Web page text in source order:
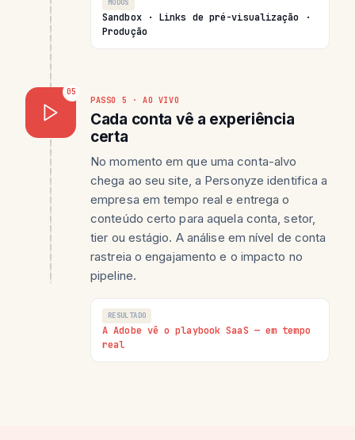
MODOS
Sandbox · Links de pré-visualização ·
Produção
05
PASSO 5 · AO VIVO
Cada conta vê a experiência
certa
No momento em que uma conta-alvo
chega ao seu site, a Personyze identifica a
empresa em tempo real e entrega o
conteúdo certo para aquela conta, setor,
tier ou estágio. A análise em nível de conta
rastreia o engajamento e o impacto no
pipeline.
RESULTADO
A Adobe vê o playbook SaaS — em tempo
real